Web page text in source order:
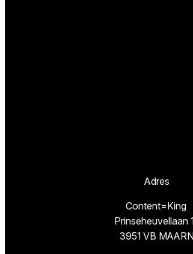
Adres
Content=King
Prinseheuvellaan
3951 VB